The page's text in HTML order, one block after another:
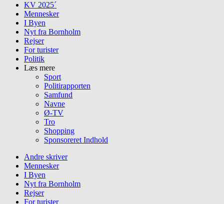
KV 2025´
Mennesker
I Byen
Nyt fra Bornholm
Rejser
For turister
Politik
Læs mere
Sport
Politirapporten
Samfund
Navne
Ø-TV
Tro
Shopping
Sponsoreret Indhold
Andre skriver
Mennesker
I Byen
Nyt fra Bornholm
Rejser
For turister